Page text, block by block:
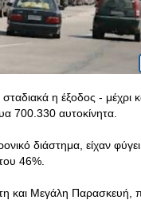
σταδιακά η έξοδος -
700.330 αυτοκίνητα.
διάστημα, είχαν
46%.
και Μεγάλη Παρασκευή,